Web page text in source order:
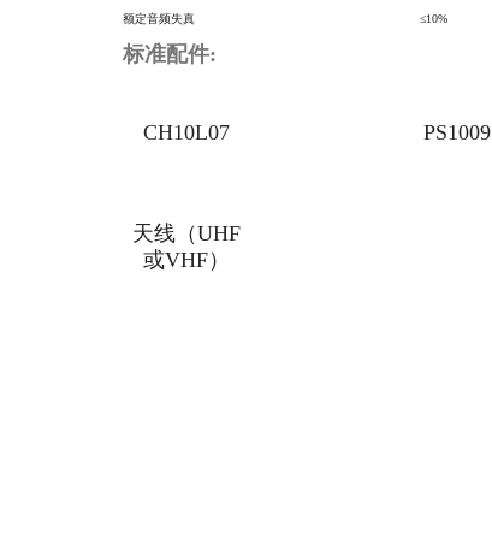
额定音频失真 ≤10%
标准配件:
CH10L07 PS1009
天线（UHF
或VHF）